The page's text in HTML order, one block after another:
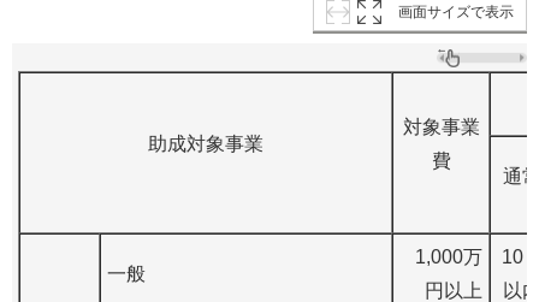
画面サイズで表示
助成対象事業
対象事業
費
通
一般
1,000万
円以上
10
以